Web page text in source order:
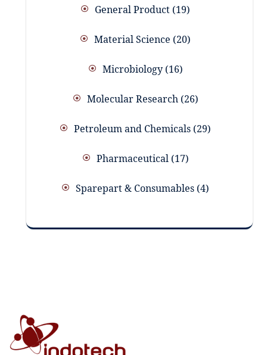
General Product 19
Material Science 20
Microbiology 16
Molecular Research 26
Petroleum and Chemicals 29
Pharmaceutical 17
Sparepart & Consumables 4